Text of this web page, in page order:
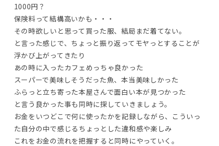
1000円？
保険料って結構高いかも・・・
その時欲しいと思って買った服、結局まだ着てない。
と言った感じで、ちょっと振り返ってモヤっとすることが
浮かび上がってきたり
あの時に入ったカフェめっちゃ良かった
スーパーで美味しそうだった魚、本当美味しかった
ふらっと立ち寄った本屋さんで面白い本が見つかった
と言う良かった事も同時に探していきましょう。
お金をいつどこで何に使ったかを記録しながら、こういっ
た自分の中で感じるちょっとした違和感や楽しみ
これをお金の流れを把握すると同時にやっていく。